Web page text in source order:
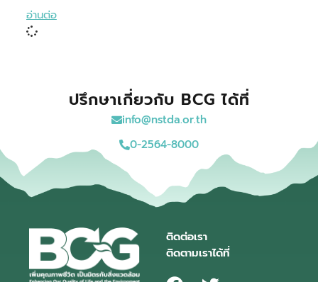
อ่านต่อ
ปรึกษาเกี่ยวกับ BCG ได้ที่
info@nstda.or.th
0-2564-8000
ติดต่อเรา
ติดตามเราได้ที่